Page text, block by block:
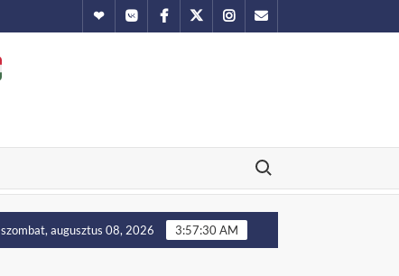
HundubVkontakte
Facebook
TwitterInstagram
Email
Search for:
Putyin: Ukrajna nyugati területei előbb-utóbb visszakerülnek
szombat, augusztus 08, 2026 3:57:31 AM